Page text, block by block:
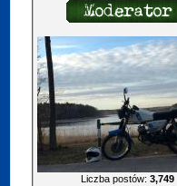
Liczba postów:3,749